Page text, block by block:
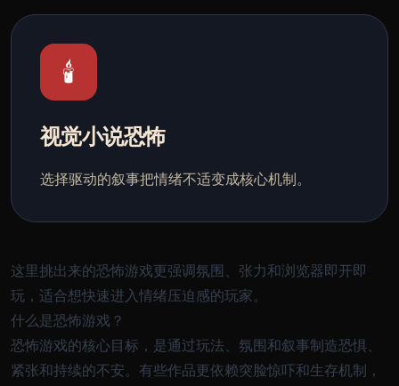
🕯️
视觉小说恐怖
选择驱动的叙事把情绪不适变成核心机制。
这里挑出来的恐怖游戏更强调氛围、张力和浏览器即开即
玩，适合想快速进入情绪压迫感的玩家。
什么是恐怖游戏？
恐怖游戏的核心目标，是通过玩法、氛围和叙事制造恐惧、
紧张和持续的不安。有些作品更依赖突脸惊吓和生存机制，